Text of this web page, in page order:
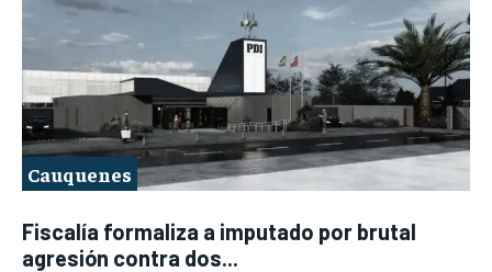
Cauquenes
Fiscalía formaliza a imputado por brutal
agresión contra dos...